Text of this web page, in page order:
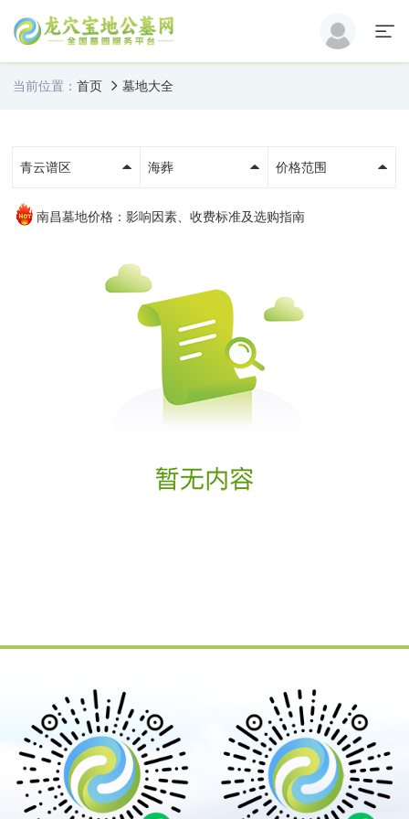
当前位置： 首页 墓地大全
青云谱区 海葬 价格范围
南昌墓地价格：影响因素、收费标准及选购指南